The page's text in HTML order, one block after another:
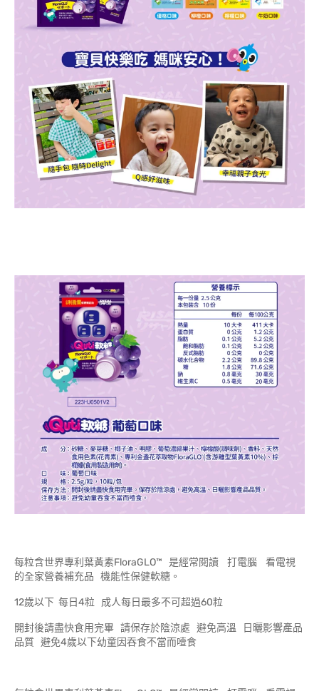
每粒含世界專利葉黃素FloraGLO™ 是經常閱讀 打電腦 看電視
的全家營養補充品 機能性保健軟糖。
12歲以下 每日4粒 成人每日最多不可超過60粒
開封後請盡快食用完畢 請保存於陰涼處 避免高溫 日曬影響產品
品質 避免4歲以下幼童因吞食不當而噎食